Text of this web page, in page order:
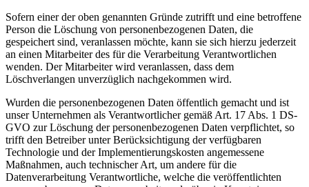
Sofern einer der oben genannten Gründe zutrifft und eine betroffene
Person die Löschung von personenbezogenen Daten, die
gespeichert sind, veranlassen möchte, kann sie sich hierzu jederzeit
an einen Mitarbeiter des für die Verarbeitung Verantwortlichen
wenden. Der Mitarbeiter wird veranlassen, dass dem
Löschverlangen unverzüglich nachgekommen wird.
Wurden die personenbezogenen Daten öffentlich gemacht und ist
unser Unternehmen als Verantwortlicher gemäß Art. 17 Abs. 1 DS-
GVO zur Löschung der personenbezogenen Daten verpflichtet, so
trifft den Betreiber unter Berücksichtigung der verfügbaren
Technologie und der Implementierungskosten angemessene
Maßnahmen, auch technischer Art, um andere für die
Datenverarbeitung Verantwortliche, welche die veröffentlichten